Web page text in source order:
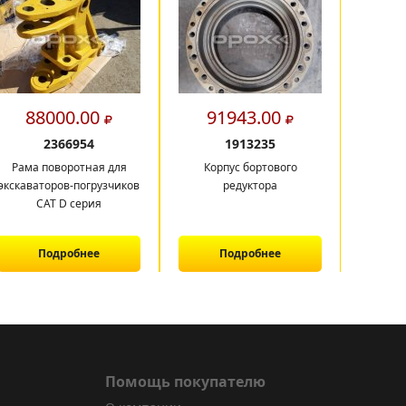
88000.00
2366954
Рама поворотная для
погрузчиков
CAT D серия
Подробнее
91943.00
1913235
Корпус бортового
редуктора
Подробнее
Помощь покупателю